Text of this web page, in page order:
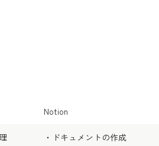
Notion
・ドキュメントの作成